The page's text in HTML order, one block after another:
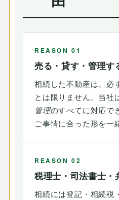
REASON 01
売る・貸す・管理す
相続した不動産は、必
とは限りません。当社
管理のすべてに対応で
ご事情に合った形を一
REASON 02
税理士・司法書士・
相続には登記・相続税